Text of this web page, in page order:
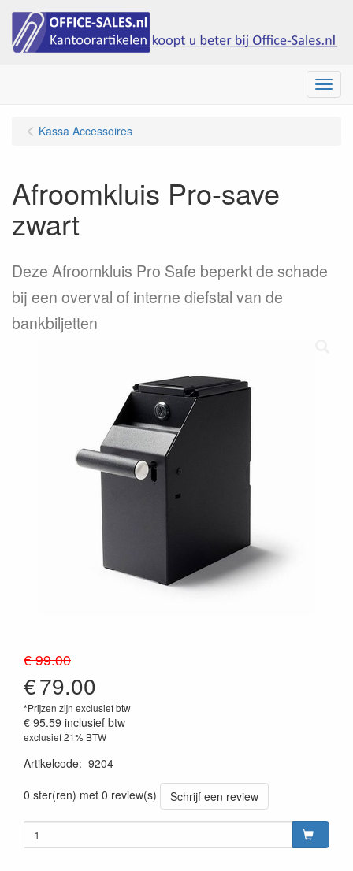
Menu
Kassa Accessoires
Afroomkluis Pro-save
zwart
Deze Afroomkluis Pro Safe beperkt de schade
bij een overval of interne diefstal van de
bankbiljetten
€ 99.00
€79.00
*Prijzen zijn exclusief btw
€ 95.59 inclusief btw
exclusief 21% BTW
Artikelcode: 9204
0 ster(ren) met 0 review(s)
Schrijf een review